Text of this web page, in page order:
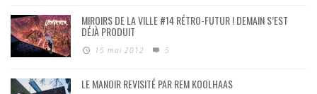
MIROIRS DE LA VILLE #14 RÉTRO-FUTUR ! DEMAIN S’EST
DÉJÀ PRODUIT
15 mai 2012 5
LE MANOIR REVISITÉ PAR REM KOOLHAAS